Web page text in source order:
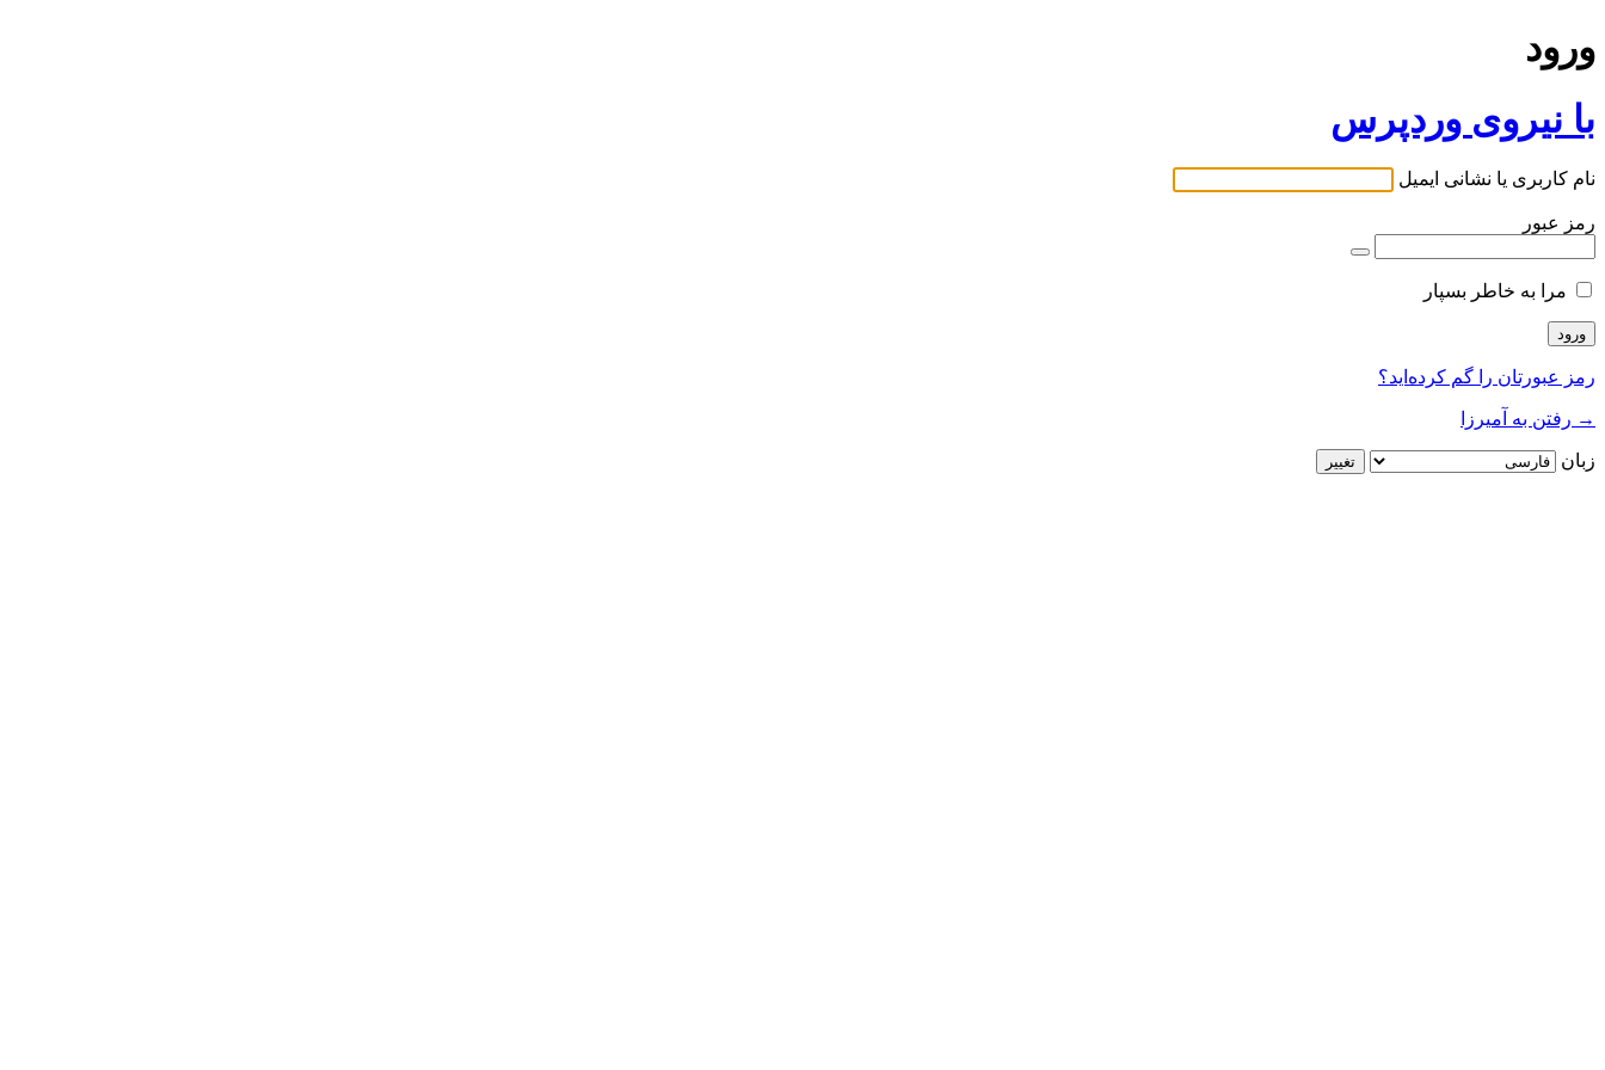
ورود
با نیروی وردپرس
نام کاربری یا نشانی ایمیل
رمز عبور
مرا به خاطر بسپار
رمز عبورتان را گم کرده‌اید؟
→ رفتن به آمیرزا
زبان